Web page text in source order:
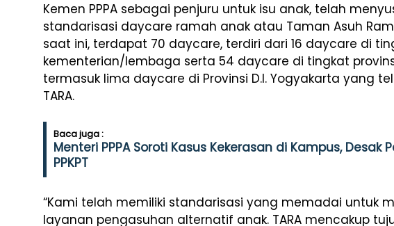
Kemen PPPA sebagai penjuru untuk isu anak, telah
standarisasi daycare ramah anak atau Taman Asuh
saat ini, terdapat 70 daycare, terdiri dari 16 daycare di
kementerian/lembaga serta 54 daycare di tingkat
termasuk lima daycare di Provinsi D.I. Yogyakarta yang
TARA.
Baca juga :
Menteri PPPA Soroti Kasus Kekerasan di Kampus, Desak
PPKPT
“Kami telah memiliki standarisasi yang memadai untuk
layanan pengasuhan alternatif anak. TARA mencakup